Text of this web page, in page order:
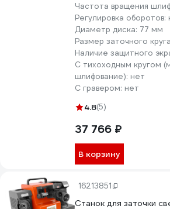
Частота вращения
Регулировка оборотов:
Диаметр диска: 77 мм
Размер заточного
Наличие защитного
С тихоходным кругом
шлифование): нет
С гравером: нет
4.8(5)
37 766 ₽
В корзину
16213851
Станок для заточки